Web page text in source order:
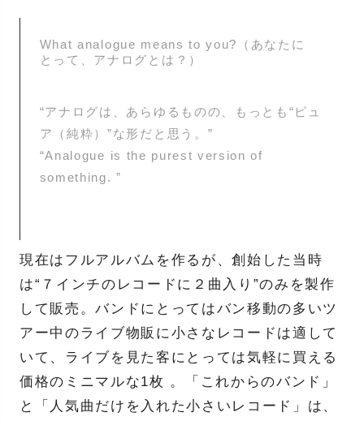
What analogue means to you?（あなたに
とって、アナログとは？）
“アナログは、あらゆるものの、もっとも“ピュ
ア（純粋）”な形だと思う。”
“Analogue is the purest version of
something. ”
現在はフルアルバムを作るが、創始した当時
は“７インチのレコードに２曲入り”のみを製作
して販売。バンドにとってはバン移動の多いツ
アー中のライブ物販に小さなレコードは適して
いて、ライブを見た客にとっては気軽に買える
価格のミニマルな1枚 。「これからのバンド」
と「人気曲だけを入れた小さいレコード」は、